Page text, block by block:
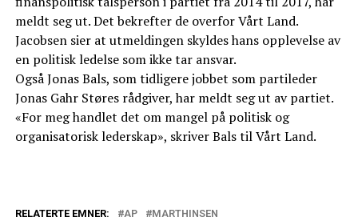
meldt seg ut. Det bekrefter de overfor Vårt Land.
Jacobsen sier at utmeldingen skyldes hans opplevelse av
en politisk ledelse som ikke tar ansvar.
Også Jonas Bals, som tidligere jobbet som partileder
Jonas Gahr Støres rådgiver, har meldt seg ut av partiet.
«For meg handlet det om mangel på politisk og
organisatorisk lederskap», skriver Bals til Vårt Land.
RELATERTE EMNER: AP MARTHINSEN